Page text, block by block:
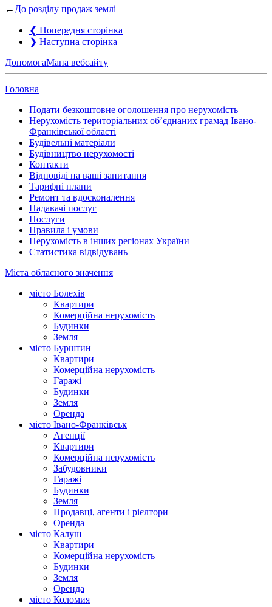
← До розділу продаж землі
❮ Попередня сторінка
❯ Наступна сторінка
ДопомогаМапа вебсайту
Головна
Подати безкоштовне оголошення про нерухомість
Нерухомість територіальних об’єднаних грамад Івано-
Франківської області
Будівельні матеріали
Будівництво нерухомості
Контакти
Відповіді на ваші запитання
Тарифні плани
Ремонт та вдосконалення
Надавачі послуг
Послуги
Правила і умови
Нерухомість в інших регіонах України
Статистика відвідувань
Міста обласного значення
місто Болехів
Квартири
Комерційна нерухомість
Будинки
Земля
місто Бурштин
Квартири
Комерційна нерухомість
Гаражі
Будинки
Земля
Оренда
місто Івано-Франківськ
Агенції
Квартири
Комерційна нерухомість
Забудовники
Гаражі
Будинки
Земля
Продавці, агенти і рієлтори
Оренда
місто Калуш
Квартири
Комерційна нерухомість
Будинки
Земля
Оренда
місто Коломия